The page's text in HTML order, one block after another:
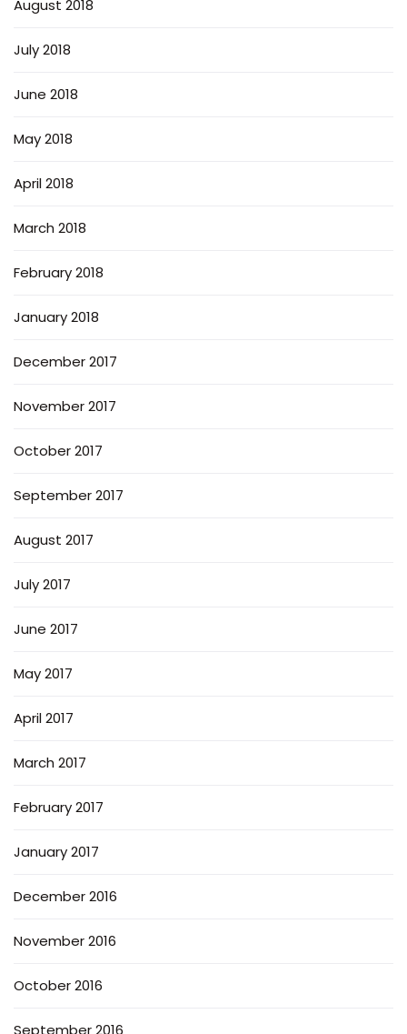
August 2018
July 2018
June 2018
May 2018
April 2018
March 2018
February 2018
January 2018
December 2017
November 2017
October 2017
September 2017
August 2017
July 2017
June 2017
May 2017
April 2017
March 2017
February 2017
January 2017
December 2016
November 2016
October 2016
September 2016